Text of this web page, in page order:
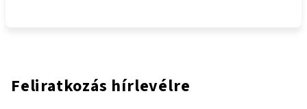
Feliratkozás hírlevélre